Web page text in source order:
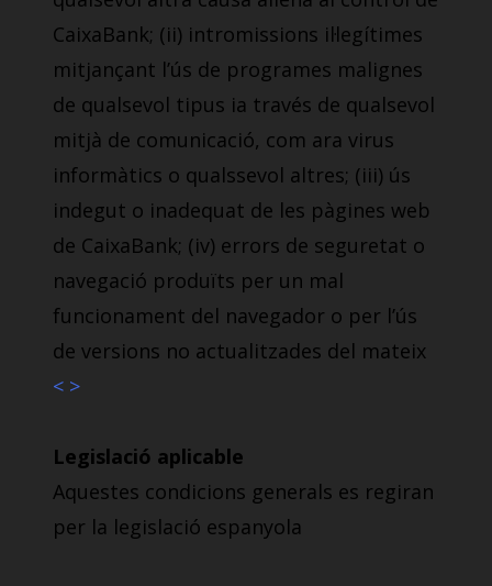
CaixaBank; (ii) intromissions il·legítimes
mitjançant l’ús de programes malignes
de qualsevol tipus ia través de qualsevol
mitjà de comunicació, com ara virus
informàtics o qualssevol altres; (iii) ús
indegut o inadequat de les pàgines web
de CaixaBank; (iv) errors de seguretat o
navegació produïts per un mal
funcionament del navegador o per l’ús
de versions no actualitzades del mateix
< >
Legislació aplicable
Aquestes condicions generals es regiran
per la legislació espanyola